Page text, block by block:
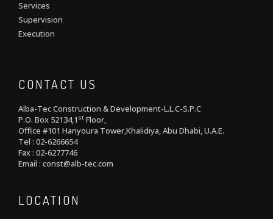
Services
Supervision
Execution
CONTACT US
Alba-Tec Construction & Development-L.L.C-S.P.C
P.O. Box 52134,1 st Floor,
Office #101 Hanyoura Tower,Khalidiya, Abu Dhabi, U.A.E.
Tel : 02-6266654
Fax : 02-6277746
Email : const@alb-tec.com
LOCATION